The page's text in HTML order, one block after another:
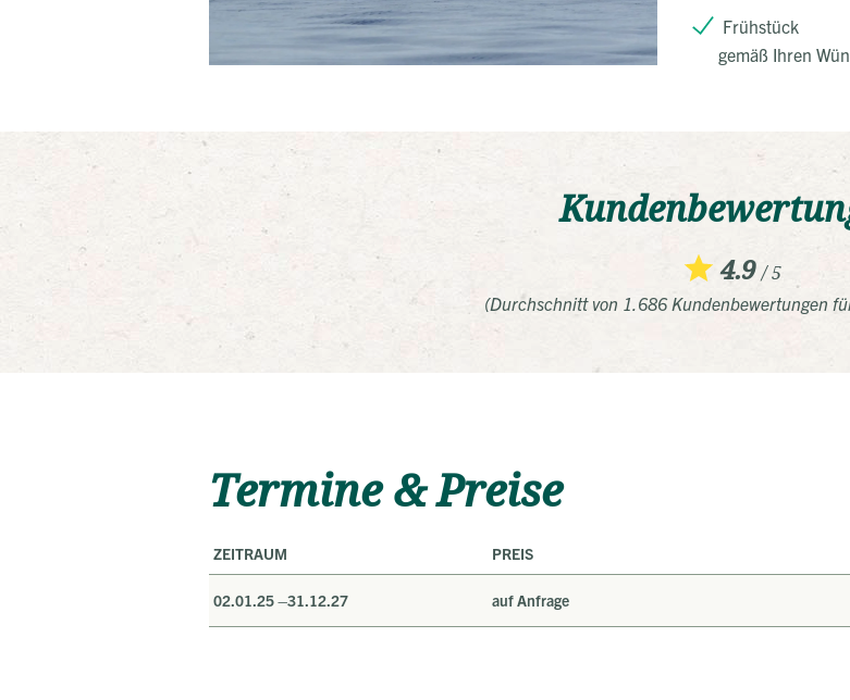
Frühstück
gemäß Ihren
4.9/ 5
(Durchschnitt von 1.686 Kundenbewertungen
Termine & Preise
ZEITRAUM PREIS
02.01.25 –31.12.27 auf Anfrage